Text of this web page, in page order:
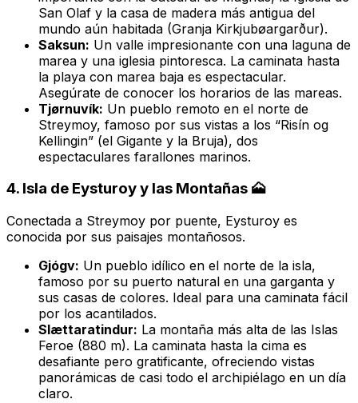
San Olaf y la casa de madera más antigua del
mundo aún habitada (Granja Kirkjubøargarður).
Saksun: Un valle impresionante con una laguna de
marea y una iglesia pintoresca. La caminata hasta
la playa con marea baja es espectacular.
Asegúrate de conocer los horarios de las mareas.
Tjørnuvík: Un pueblo remoto en el norte de
Streymoy, famoso por sus vistas a los “Risín og
Kellingin” (el Gigante y la Bruja), dos
espectaculares farallones marinos.
4. Isla de Eysturoy y las Montañas 🗻
Conectada a Streymoy por puente, Eysturoy es
conocida por sus paisajes montañosos.
Gjógv: Un pueblo idílico en el norte de la isla,
famoso por su puerto natural en una garganta y
sus casas de colores. Ideal para una caminata fácil
por los acantilados.
Slættaratindur: La montaña más alta de las Islas
Feroe (880 m). La caminata hasta la cima es
desafiante pero gratificante, ofreciendo vistas
panorámicas de casi todo el archipiélago en un día
claro.